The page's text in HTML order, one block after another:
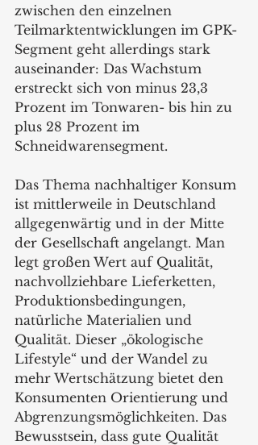
zwischen den einzelnen
Teilmarktentwicklungen im GPK-
Segment geht allerdings stark
auseinander: Das Wachstum
erstreckt sich von minus 23,3
Prozent im Tonwaren- bis hin zu
plus 28 Prozent im
Schneidwarensegment.
Das Thema nachhaltiger Konsum
ist mittlerweile in Deutschland
allgegenwärtig und in der Mitte
der Gesellschaft angelangt. Man
legt großen Wert auf Qualität,
nachvollziehbare Lieferketten,
Produktionsbedingungen,
natürliche Materialien und
Qualität. Dieser „ökologische
Lifestyle“ und der Wandel zu
mehr Wertschätzung bietet den
Konsumenten Orientierung und
Abgrenzungsmöglichkeiten. Das
Bewusstsein, dass gute Qualität